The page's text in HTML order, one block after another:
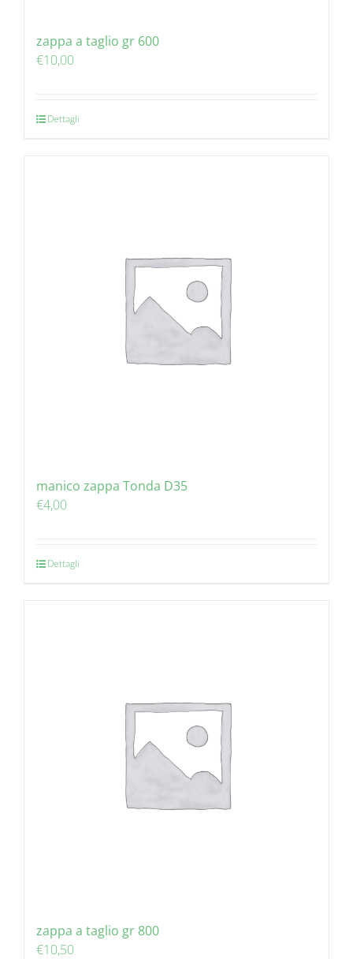
zappa a taglio gr 600
€10,00
Dettagli
manico zappa Tonda D35
€4,00
Dettagli
zappa a taglio gr 800
€10,50